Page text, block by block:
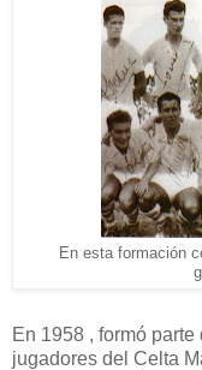
En esta formación
En 1958 , formó
jugadores del Celta